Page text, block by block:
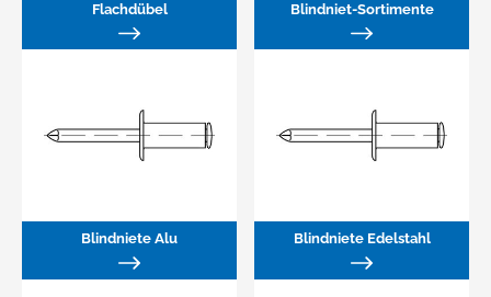
Flachdübel Blindniet-Sortimente
Blindniete Alu Blindniete Edelstahl